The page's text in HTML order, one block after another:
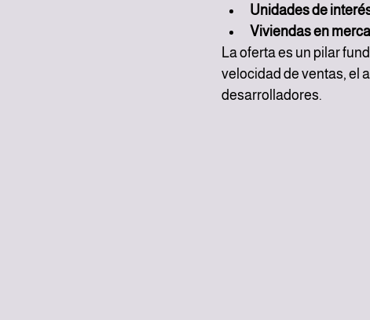
Unidades de
Viviendas en
La oferta es un pilar
velocidad de ventas, el
desarrolladores.